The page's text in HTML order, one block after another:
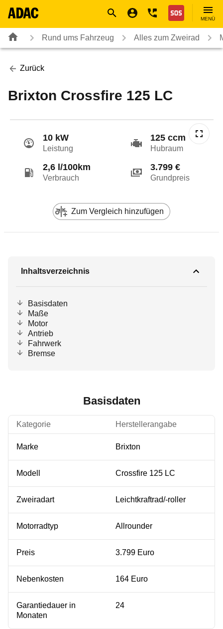
Nothilfe
MENÜ
Rund ums Fahrzeug Alles zum Zweirad
Zurück
Brixton Crossfire 125 LC
10 kW
Leistung
125 ccm
Hubraum
2,6 l/100km
Verbrauch
3.799 €
Grundpreis
Zum Vergleich hinzufügen
Inhaltsverzeichnis
Basisdaten
Maße
Motor
Antrieb
Fahrwerk
Bremse
Basisdaten
Kategorie Herstellerangabe
Marke Brixton
Modell Crossfire 125 LC
Zweiradart Leichtkraftrad/-roller
Motorradtyp Allrounder
Preis 3.799 Euro
Nebenkosten 164 Euro
Garantiedauer in
Monaten
24